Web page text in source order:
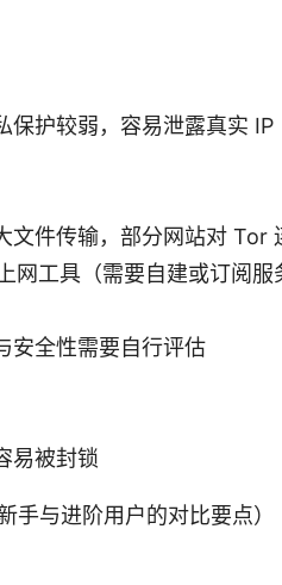
保护较弱，容易泄露真实 IP
件传输，部分网站对 Tor
工具（需要自建或订阅服
安全性需要自行评估
易被封锁
与进阶用户的对比要点）